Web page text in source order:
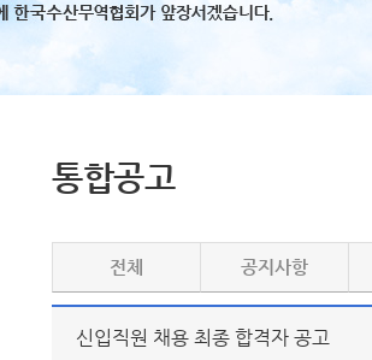
K- 씨푸드 인바운드 마케
지원
통합공고
전체 공지사항
신입직원 채용 최종 합격자 공고